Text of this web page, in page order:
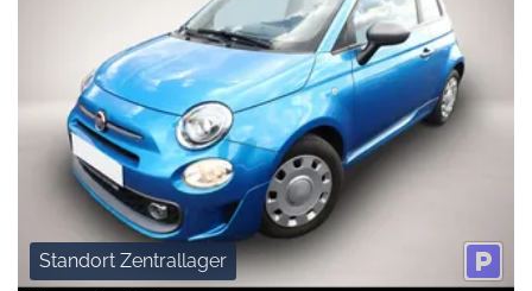
Standort Zentrallager